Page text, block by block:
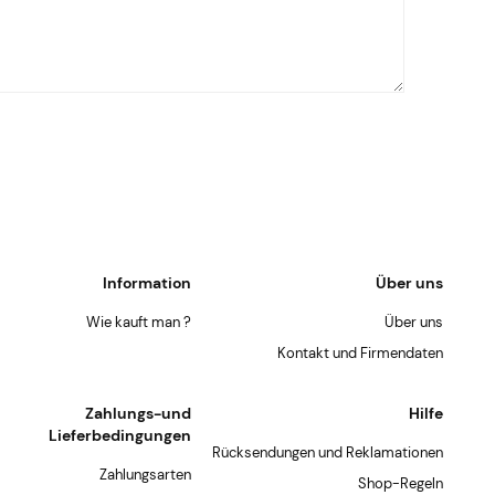
Information
Wie kauft man ?
Über uns
Über uns
Kontakt und Firmendaten
Zahlungs-und
Lieferbedingungen
Zahlungsarten
Hilfe
Rücksendungen und Reklamationen
Shop-Regeln